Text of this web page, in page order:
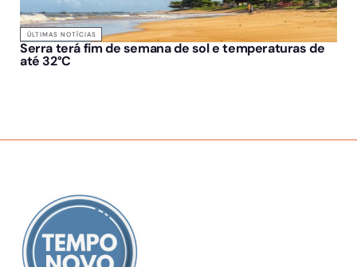
ÚLTIMAS NOTÍCIAS
Serra terá fim de semana de sol e temperaturas de
até 32°C